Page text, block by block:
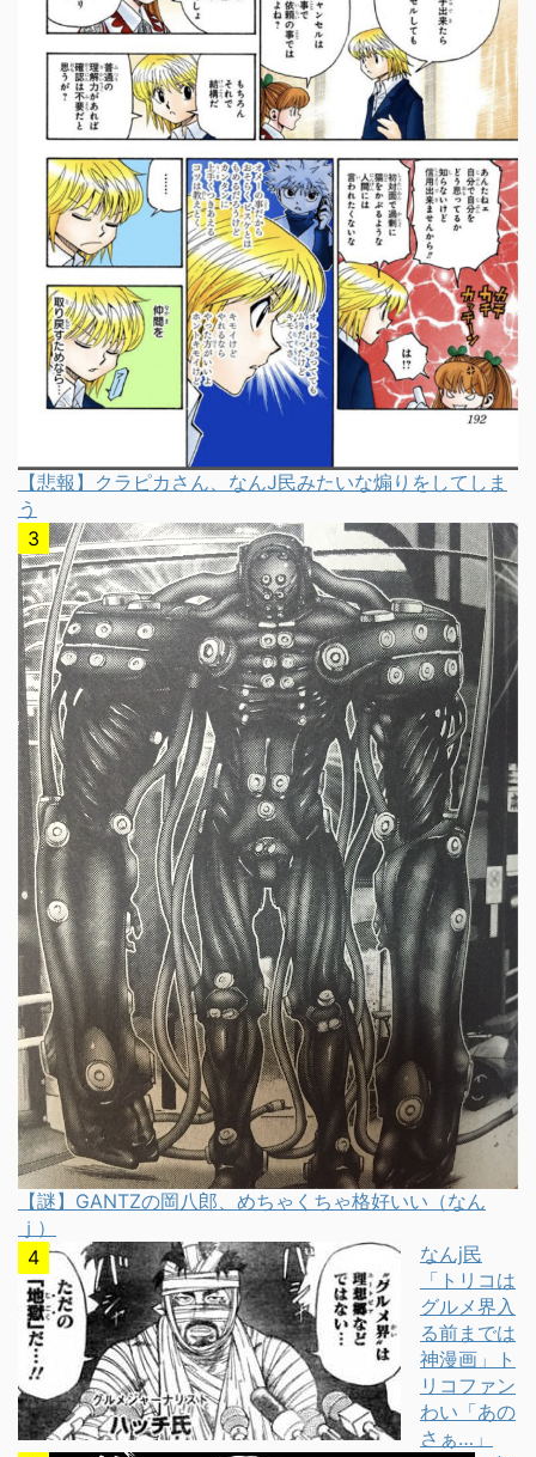
【悲報】クラピカさん、なんJ民みたいな煽りをしてしま
う
【謎】GANTZの岡八郎、めちゃくちゃ格好いい（なん
ｊ）
なんj民
「トリコは
グルメ界入
る前までは
神漫画」ト
リコファン
わい「あの
さぁ…」